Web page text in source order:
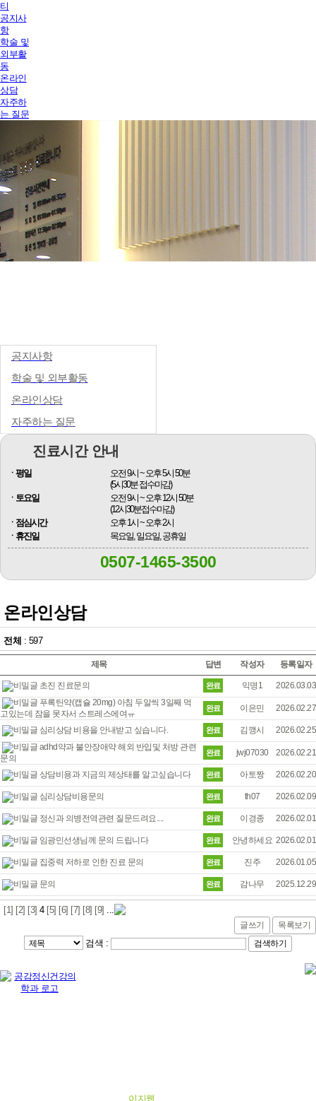
티
공지사
항
학술 및
외부활
동
온라인
상담
자주하
는 질문
공지사항
학술 및 외부활동
온라인상담
자주하는 질문
진료시간 안내
ㆍ평일
오전 9시 ~ 오후 5시 50분
(5시30분 접수마감)
ㆍ토요일
오전 9시 ~ 오후 12시 50분
(12시30분접수마감)
ㆍ점심시간
오후 1시 ~ 오후 2시
ㆍ휴진일
목요일, 일요일, 공휴일
0507-1465-3500
온라인상담
전체 : 597
제목 답변 작성자 등록일자
초진 진료문의 익명1
2026.03.03
푸록틴약(캡슐 20mg) 아침 두알씩 3일째 먹
고있는데 잠을 못자서 스트레스에여ㅠ
이은민 2026.02.27
심리상담 비용을 안내받고 싶습니다. 김깽시
2026.02.25
adhd약과 불안장애약 해외 반입및 처방 관련
문의
jwj07030 2026.02.21
상담비용과 지금의 제상태를 알고싶습니다 아토짱 2026.02.20
심리상담비용문의 th07 2026.02.09
정신과 의병전역관련 질문드려요.... 이경종 2026.02.01
임광민선생님께 문의 드립니다 안녕하세요 2026.02.01
집중력 저하로 인한 진료 문의 진주 2026.01.05
문의 감나무 2025.12.29
[1] [2] [3] 4 [5] [6] [7] [8] [9] ...
글쓰기 목록보기
검색 :
이지웹